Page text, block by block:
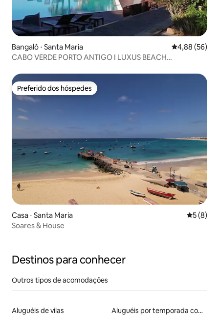
Bangalô ⋅ Santa Maria 4,88 de uma
4,88 (56)
CABO VERDE PORTO ANTIGO I LUXUS BEACH
Preferido dos hóspedes
Preferido dos hóspedes
Casa ⋅ Santa Maria 5 de
5 (8)
Soares & House
Destinos para conhecer
Outros tipos de acomodações
Aluguéis de vilas
Aluguéis por temporada com acesso à praia